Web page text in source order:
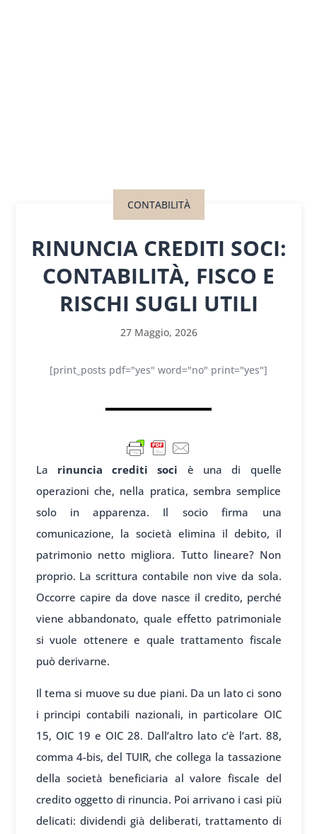
CONTABILITÀ
RINUNCIA CREDITI SOCI:
CONTABILITÀ, FISCO E
RISCHI SUGLI UTILI
27 Maggio, 2026
[print_posts pdf="yes" word="no" print="yes"]
La rinuncia crediti soci è una di quelle
operazioni che, nella pratica, sembra semplice
solo in apparenza. Il socio firma una
comunicazione, la società elimina il debito, il
patrimonio netto migliora. Tutto lineare? Non
proprio. La scrittura contabile non vive da sola.
Occorre capire da dove nasce il credito, perché
viene abbandonato, quale effetto patrimoniale
si vuole ottenere e quale trattamento fiscale
può derivarne.
Il tema si muove su due piani. Da un lato ci sono
i principi contabili nazionali, in particolare OIC
15, OIC 19 e OIC 28. Dall’altro lato c’è l’art. 88,
comma 4-bis, del TUIR, che collega la tassazione
della società beneficiaria al valore fiscale del
credito oggetto di rinuncia. Poi arrivano i casi più
delicati: dividendi già deliberati, trattamento di